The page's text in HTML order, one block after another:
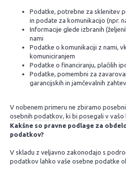
Podatke, potrebne za sklenitev
in podate za komunikacijo (npr.
Informacije glede izbranih
nami
Podatke o komunikaciji z nami,
komuniciranjem
Podatke o financiranju, plačilih
Podatke, pomembni za
garancijskih in jamčevalnih
V nobenem primeru ne zbiramo
osebnih podatkov, ki bi posegali v vašo
Kakšne so pravne podlage za
podatkov?
V skladu z veljavno zakonodajo s
podatkov lahko vaše osebne podatke